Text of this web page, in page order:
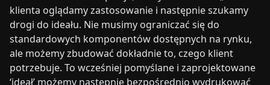
klienta oglądamy zastosowanie i następnie szukamy
drogi do ideału. Nie musimy ograniczać się do
standardowych komponentów dostępnych na rynku,
ale możemy zbudować dokładnie to, czego klient
potrzebuje. To wcześniej pomyślane i zaprojektowane
‘ideał’ możemy następnie bezpośrednio wydrukować